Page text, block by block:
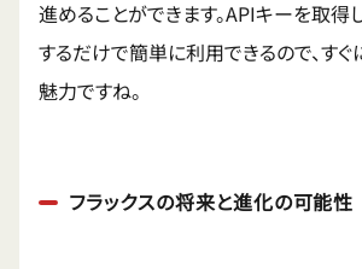
進めることができます。APIキーを取得
するだけで簡単に利用できるので、す
魅力ですね。
フラックスの将来と進化の可能性